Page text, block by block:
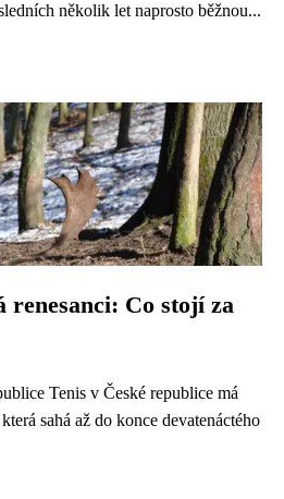
několik let naprosto běžnou...
renesanci: Co stojí za
Tenis v České republice má
sahá až do konce devatenáctého